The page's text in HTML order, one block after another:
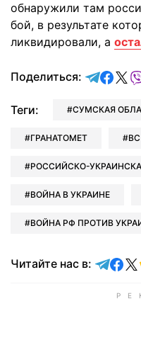
обнаружили там
бой, в результате
ликвидировали, а
Поделиться:
Теги: СУМСКАЯ
ГРАНАТОМЕТ
РОССИЙСКО-
ВОЙНА В УКРАИНЕ
ВОЙНА РФ ПРОТИВ
Читайте нас в: